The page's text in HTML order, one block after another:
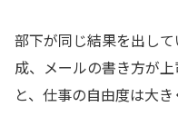
部下が同じ結果を出し
成、メールの書き方が
と、仕事の自由度は大き